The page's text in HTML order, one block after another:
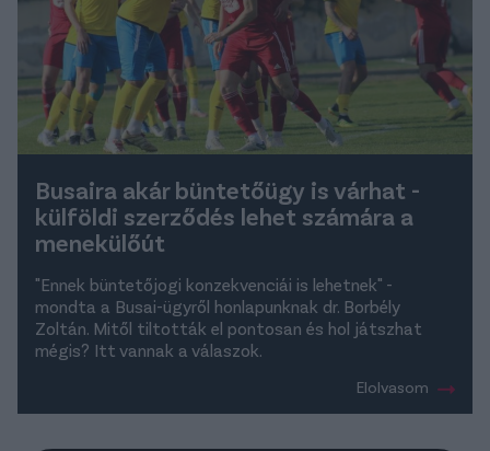
Busaira akár büntetőügy is várhat -
külföldi szerződés lehet számára a
menekülőút
"Ennek büntetőjogi konzekvenciái is lehetnek" -
mondta a Busai-ügyről honlapunknak dr. Borbély
Zoltán. Mitől tiltották el pontosan és hol játszhat
mégis? Itt vannak a válaszok.
Elolvasom